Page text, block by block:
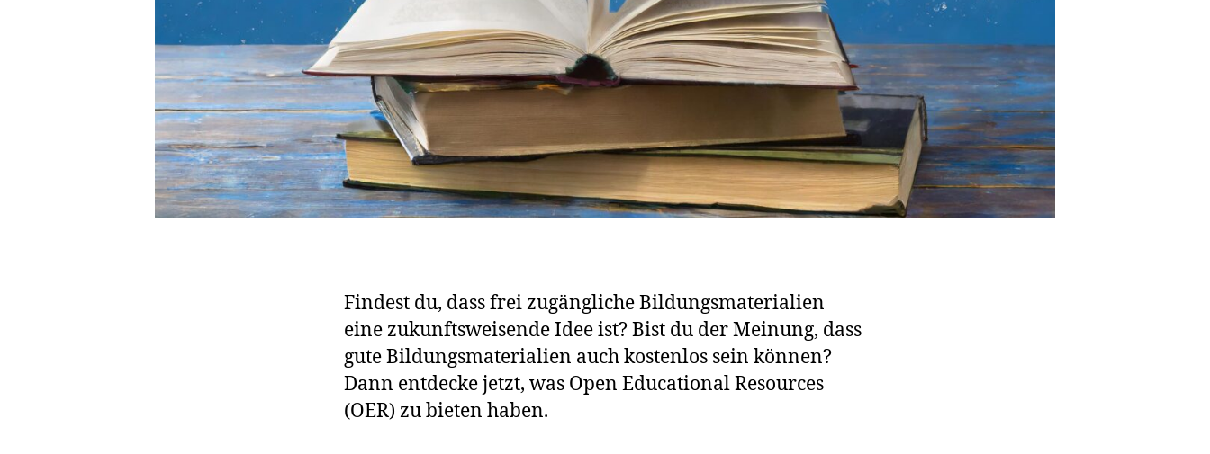
Findest du, dass frei zugängliche Bildungsmaterialien
eine zukunftsweisende Idee ist? Bist du der Meinung, dass
gute Bildungsmaterialien auch kostenlos sein können?
Dann entdecke jetzt, was Open Educational Resources
(OER) zu bieten haben.